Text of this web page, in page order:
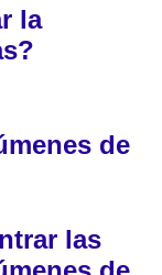
la
de
las